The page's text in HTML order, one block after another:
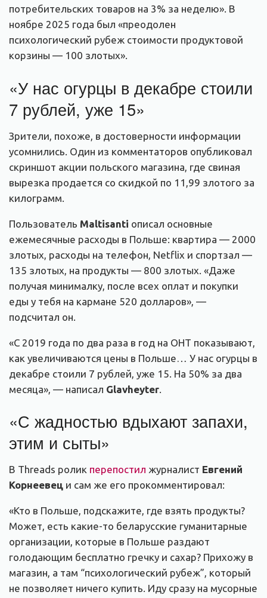
потребительских товаров на 3% за неделю». В
ноябре 2025 года был «преодолен
психологический рубеж стоимости продуктовой
корзины — 100 злотых».
«У нас огурцы в декабре стоили
7 рублей, уже 15»
Зрители, похоже, в достоверности информации
усомнились. Один из комментаторов опубликовал
скриншот акции польского магазина, где свиная
вырезка продается со скидкой по 11,99 злотого за
килограмм.
Пользователь Maltisanti описал основные
ежемесячные расходы в Польше: квартира — 2000
злотых, расходы на телефон, Netflix и спортзал —
135 злотых, на продукты — 800 злотых. «Даже
получая минималку, после всех оплат и покупки
еды у тебя на кармане 520 долларов», —
подсчитал он.
«С 2019 года по два раза в год на ОНТ показывают,
как увеличиваются цены в Польше… У нас огурцы в
декабре стоили 7 рублей, уже 15. На 50% за два
месяца», — написал Glavheyter
«С жадностью вдыхают запахи,
этим и сыты»
В Threads ролик перепостил журналист Евгений
Корнеевец и сам же его прокомментировал:
«Кто в Польше, подскажите, где взять продукты?
Может, есть какие-то беларусские гуманитарные
организации, которые в Польше раздают
голодающим бесплатно гречку и сахар? Прихожу в
магазин, а там “психологический рубеж”, который
не позволяет ничего купить. Иду сразу на мусорные